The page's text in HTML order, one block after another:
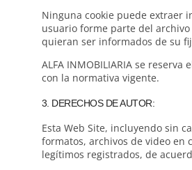
Ninguna cookie puede extraer
usuario forme parte del
quieran ser informados de su
ALFA INMOBILIARIA se
con la normativa vigente.
3. DERECHOS DE AUTOR:
Esta Web Site, incluyendo sin
formatos, archivos de video en
legítimos registrados, de